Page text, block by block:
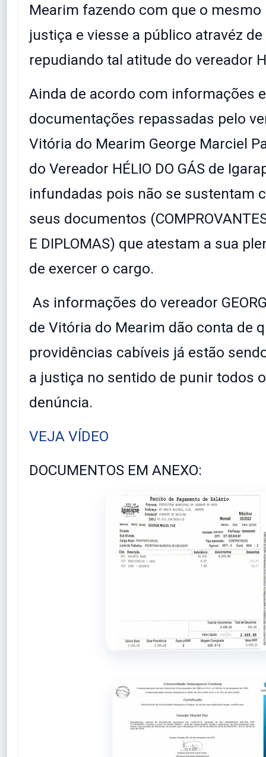
Mearim fazendo com que o
justiça e viesse a público atravéz
repudiando tal atitude do vereador
Ainda de acordo com informações e
documentações repassadas pelo
Vitória do Mearim George Marciel
do Vereador HÉLIO DO GÁS de
infundadas pois não se sustentam
seus documentos
E DIPLOMAS) que atestam a sua
de exercer o cargo.
As informações do vereador
de Vitória do Mearim dão conta de
providências cabíveis já estão
a justiça no sentido de punir todos
denúncia.
VEJA VÍDEO
DOCUMENTOS EM ANEXO: